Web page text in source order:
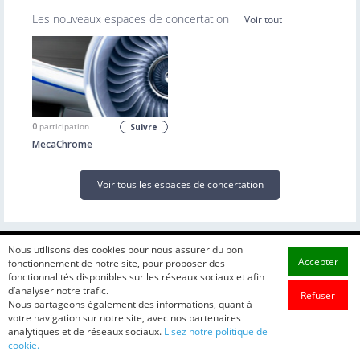
Les nouveaux espaces de concertation Voir tout
0 participation Suivre
MecaChrome
Voir tous les espaces de concertation
Nous utilisons des cookies pour nous assurer du bon
fonctionnement de notre site, pour proposer des
fonctionnalités disponibles sur les réseaux sociaux et afin
d’analyser notre trafic.
Nous partageons également des informations, quant à
votre navigation sur notre site, avec nos partenaires
analytiques et de réseaux sociaux. Lisez notre politique de
cookie.
Accepter
Refuser